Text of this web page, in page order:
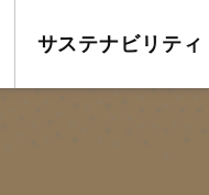
サステナビリティ